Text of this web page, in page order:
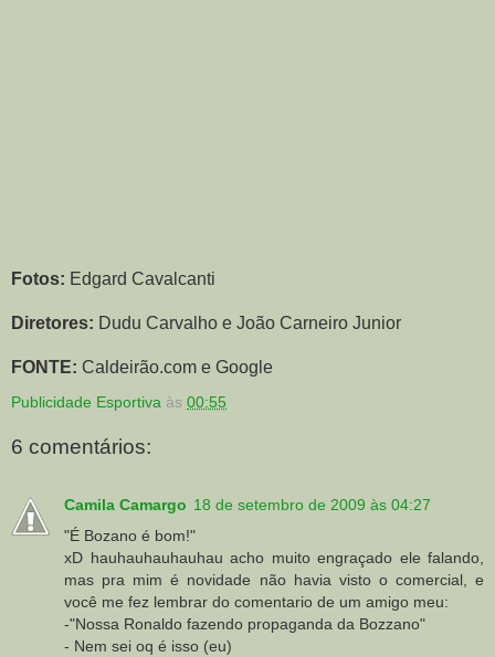
Fotos: Edgard Cavalcanti
Diretores: Dudu Carvalho e João Carneiro Junior
FONTE: Caldeirão.com e Google
Publicidade Esportiva às 00:55
6 comentários:
Camila Camargo 18 de setembro de 2009 às 04:27
"É Bozano é bom!"
xD hauhauhauhauhau acho muito engraçado ele falando,
mas pra mim é novidade não havia visto o comercial, e
você me fez lembrar do comentario de um amigo meu:
-"Nossa Ronaldo fazendo propaganda da Bozzano"
- Nem sei oq é isso (eu)